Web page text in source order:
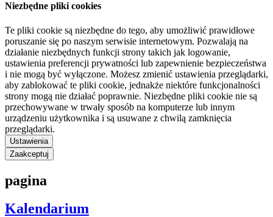
Niezbędne pliki cookies
Te pliki cookie są niezbędne do tego, aby umożliwić prawidłowe
poruszanie się po naszym serwisie internetowym. Pozwalają na
działanie niezbędnych funkcji strony takich jak logowanie,
ustawienia preferencji prywatności lub zapewnienie bezpieczeństwa
i nie mogą być wyłączone. Możesz zmienić ustawienia przeglądarki,
aby zablokować te pliki cookie, jednakże niektóre funkcjonalności
strony mogą nie działać poprawnie. Niezbędne pliki cookie nie są
przechowywane w trwały sposób na komputerze lub innym
urządzeniu użytkownika i są usuwane z chwilą zamknięcia
przeglądarki.
Ustawienia
Zaakceptuj
pagina
Kalendarium